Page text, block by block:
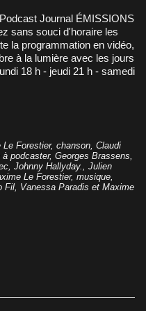
Journal ÉMISSIONS
sans souci d'horaire les
la programmation en vidéo,
à la lumière avec les jours
18 h - jeudi 21 h - samedi
Le Forestier, chanson Claudi
podcaster, Georges Brassens
Johnny Hallyday.
Julien
Le Forestier, musique
Fil Vanessa Paradis et Maxime